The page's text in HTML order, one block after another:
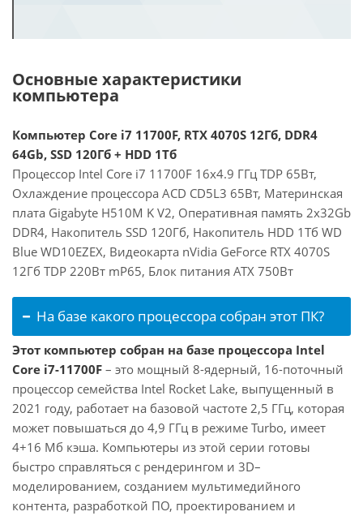
Основные характеристики
компьютера
Компьютер Core i7 11700F, RTX 4070S 12Гб, DDR4
64Gb, SSD 120Гб + HDD 1Тб
Процессор Intel Core i7 11700F 16x4.9 ГГц TDP 65Вт,
Охлаждение процессора ACD CD5L3 65Вт, Материнская
плата Gigabyte H510M K V2, Оперативная память 2x32Gb
DDR4, Накопитель SSD 120Гб, Накопитель HDD 1Тб WD
Blue WD10EZEX, Видеокарта nVidia GeForce RTX 4070S
12Гб TDP 220Вт mP65, Блок питания ATX 750Вт
На базе какого процессора собран этот ПК?
Этот компьютер собран на базе процессора Intel
Core i7-11700F – это мощный 8-ядерный, 16-поточный
процессор семейства Intel Rocket Lake, выпущенный в
2021 году, работает на базовой частоте 2,5 ГГц, которая
может повышаться до 4,9 ГГц в режиме Turbo, имеет
4+16 Мб кэша. Компьютеры из этой серии готовы
быстро справляться с рендерингом и 3D–
моделированием, созданием мультимедийного
контента, разработкой ПО, проектированием и